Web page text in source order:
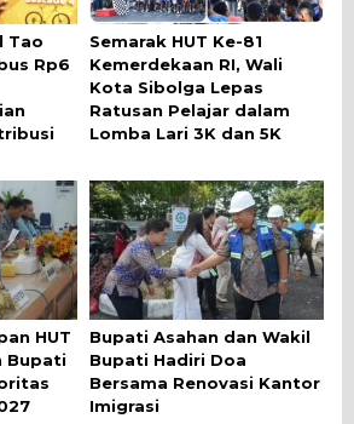
Tao
Rp6
Semarak HUT Ke-81
Kemerdekaan RI, Wali
Kota Sibolga Lepas
Ratusan Pelajar dalam
Lomba Lari 3K dan 5K
HUT
Bupati
Bupati Asahan dan Wakil
Bupati Hadiri Doa
Bersama Renovasi Kantor
Imigrasi